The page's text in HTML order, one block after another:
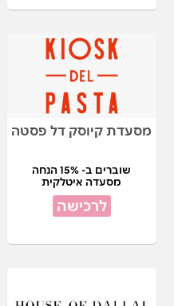
מסעדת קיוסק דל פסטה
שוברים ב- 15% הנחה
מסעדה איטלקית
לרכישה